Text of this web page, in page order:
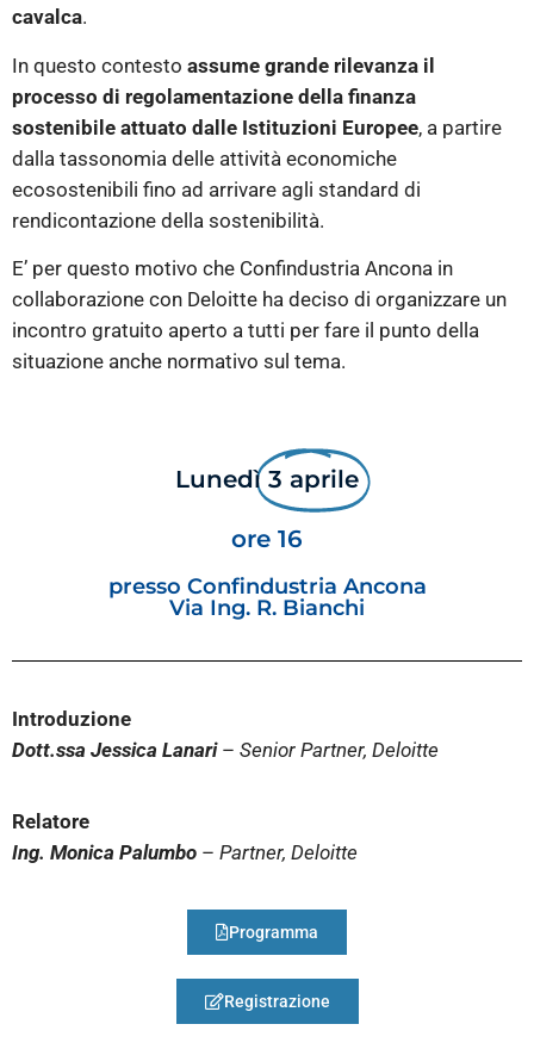
cavalca.
In questo contesto assume grande rilevanza il
processo di regolamentazione della finanza
sostenibile attuato dalle Istituzioni Europee, a partire
dalla tassonomia delle attività economiche
ecosostenibili fino ad arrivare agli standard di
rendicontazione della sostenibilità.
E’ per questo motivo che Confindustria Ancona in
collaborazione con Deloitte ha deciso di organizzare un
incontro gratuito aperto a tutti per fare il punto della
situazione anche normativo sul tema.
Lunedì3 aprile
ore 16
presso Confindustria Ancona
Via Ing. R. Bianchi
Introduzione
Dott.ssa Jessica Lanari– Senior Partner, Deloitte
Relatore
Ing. Monica Palumbo – Partner, Deloitte
Programma
Registrazione